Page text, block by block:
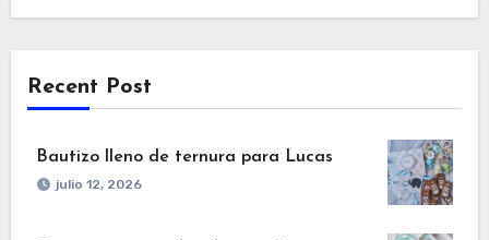
Recent Post
Bautizo lleno de ternura para Lucas
julio 12, 2026